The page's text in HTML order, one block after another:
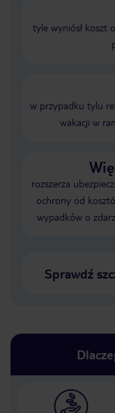
tyle wyniósł koszt
w przypadku tylu
wakacji w
rozszerza
ochrony od
wypadków o
Sprawdź